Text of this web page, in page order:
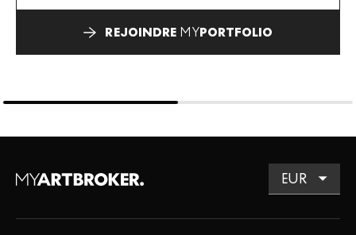
REJOINDRE MYPORTFOLIO